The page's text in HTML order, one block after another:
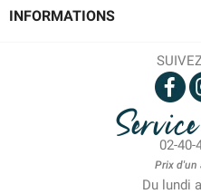
INFORMATIONS
02-40-
Prix d'un
Du lundi